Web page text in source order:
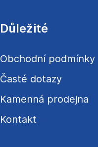
Důležité
Obchodní podmínky
Časté dotazy
Kamenná prodejna
Kontakt